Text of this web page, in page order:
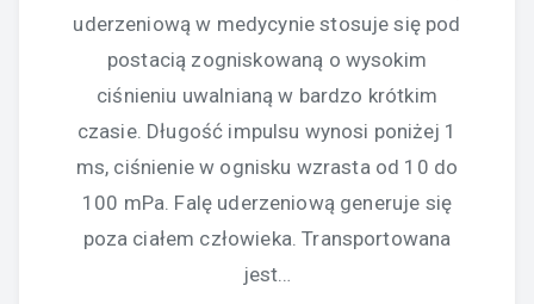
uderzeniową w medycynie stosuje się pod
postacią zogniskowaną o wysokim
ciśnieniu uwalnianą w bardzo krótkim
czasie. Długość impulsu wynosi poniżej 1
ms, ciśnienie w ognisku wzrasta od 10 do
100 mPa. Falę uderzeniową generuje się
poza ciałem człowieka. Transportowana
jest…